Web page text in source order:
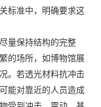
标准中，明确要求这
量保持结构的完整
的场所，如博物馆展
。若透光材料抗冲击
能对靠近的人员造成